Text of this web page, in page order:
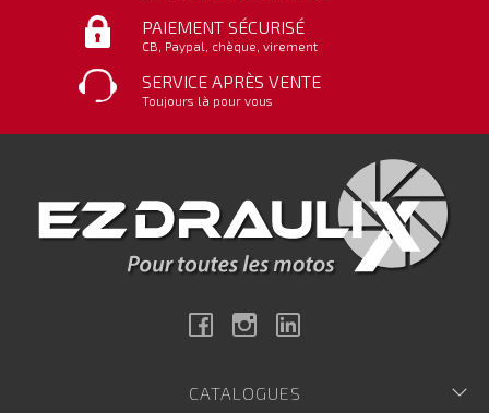
PAIEMENT SÉCURISÉ
CB, Paypal, chèque, virement
SERVICE APRÈS VENTE
Toujours là pour vous
FacebookInstagram
CATALOGUES